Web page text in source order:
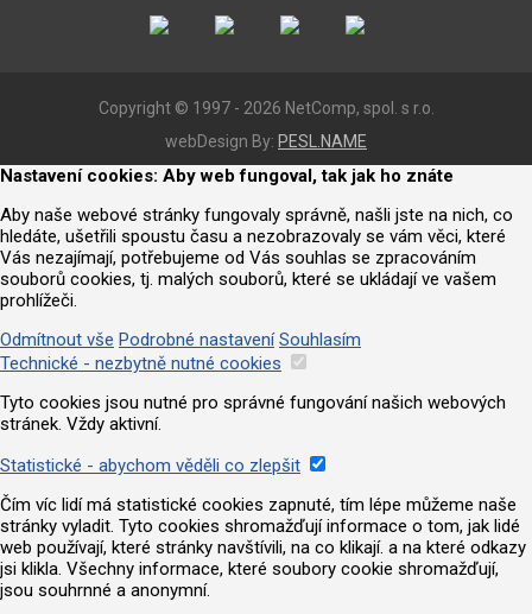
Copyright © 1997 - 2026 NetComp, spol. s r.o.
webDesign By: PESL.NAME
Nastavení cookies: Aby web fungoval, tak jak ho znáte
Aby naše webové stránky fungovaly správně, našli jste na nich, co
hledáte, ušetřili spoustu času a nezobrazovaly se vám věci, které
Vás nezajímají, potřebujeme od Vás souhlas se zpracováním
souborů cookies, tj. malých souborů, které se ukládají ve vašem
prohlížeči.
Odmítnout vše Podrobné nastavení Souhlasím
Technické - nezbytně nutné cookies
Tyto cookies jsou nutné pro správné fungování našich webových
stránek. Vždy aktivní.
Statistické - abychom věděli co zlepšit
Čím víc lidí má statistické cookies zapnuté, tím lépe můžeme naše
stránky vyladit. Tyto cookies shromažďují informace o tom, jak lidé
web používají, které stránky navštívili, na co klikají. a na které odkazy
jsi klikla. Všechny informace, které soubory cookie shromažďují,
jsou souhrnné a anonymní.